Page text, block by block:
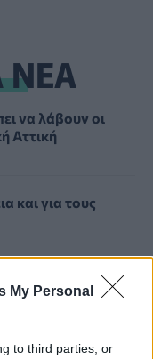
My Personal
to third parties, or
ΝΕΑ
να λάβουν οι
Αττική
και για τους
διακοπές σε μία